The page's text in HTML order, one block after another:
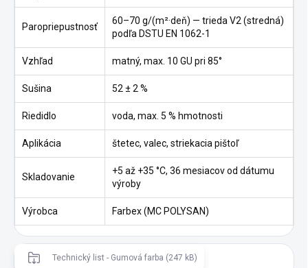
Paropriepustnosť
60–70 g/(m²·deň) — trieda V2 (stredná)
podľa DSTU EN 1062-1
Vzhľad matný, max. 10 GU pri 85°
Sušina 52 ± 2 %
Riedidlo voda, max. 5 % hmotnosti
Aplikácia štetec, valec, striekacia pištoľ
Skladovanie
+5 až +35 °C, 36 mesiacov od dátumu
výroby
Výrobca Farbex (MC POLYSAN)
Technický list - Gumová farba (247 kB)